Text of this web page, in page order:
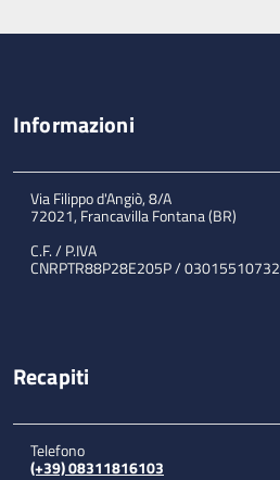
Informazioni
Via Filippo d'Angiò, 8/A
72021, Francavilla Fontana (BR)
C.F. / P.IVA
CNRPTR88P28E205P / 03015510732
Recapiti
Telefono
(+39) 08311816103